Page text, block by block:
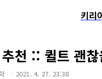
키리
천 :: 퀼트 괜
2021. 4. 27. 23:38